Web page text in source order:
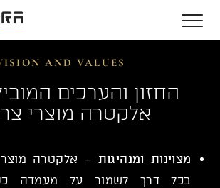
AND VALUES
החזון והערכים
אלקטרה מוצרי
מצוינות ומנהיגות – אלקטרה
בכל דרך לשמור על מעמדה